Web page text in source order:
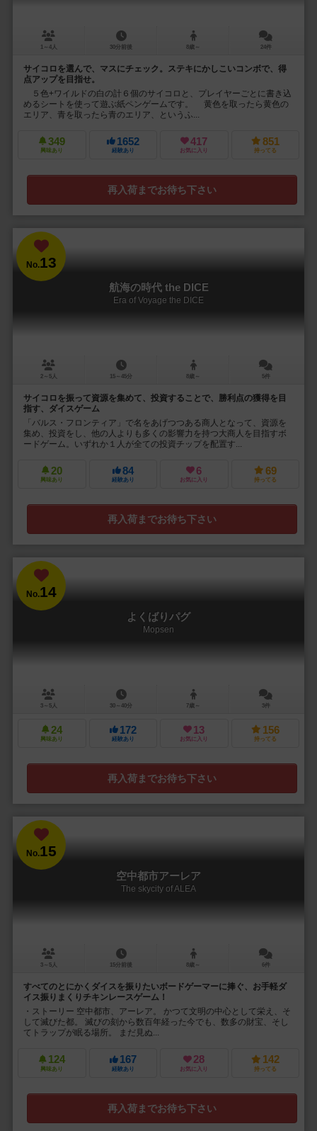
1～4人 30分前後 8歳～ 24件
サイコロを選んで、マスにチェック。ステキにかしこいコンボで、得
点アップを目指せ。
５色+ワイルドの白の計６個のサイコロと、プレイヤーごとに書き込
めるシートを使って遊ぶ紙ペンゲームです。 黄色を取ったら黄色の
エリア、青を取ったら青のエリア、というふ...
349
興味あり
1652
経験あり
417
お気に入り
851
持ってる
再入荷までお待ち下さい
No.13
航海の時代 the DICE
Era of Voyage the DICE
2～5人 15～45分 8歳～ 5件
サイコロを振って資源を集めて、投資することで、勝利点の獲得を目
指す、ダイスゲーム
「バルス・フロンティア」で名をあげつつある商人となって、資源を
集め、投資をし、他の人よりも多くの影響力を持つ大商人を目指すボ
ードゲーム。いずれか１人が全ての投資チップを配置す...
20
興味あり
84
経験あり
6
お気に入り
69
持ってる
再入荷までお待ち下さい
No.14
よくばりパグ
Mopsen
3～5人 30～40分 7歳～ 3件
24
興味あり
172
経験あり
13
お気に入り
156
持ってる
再入荷までお待ち下さい
No.15
空中都市アーレア
The skycity of ALEA
3～5人 15分前後 8歳～ 6件
すべてのとにかくダイスを振りたいボードゲーマーに捧ぐ、お手軽ダ
イス振りまくりチキンレースゲーム！
・ストーリー 空中都市、アーレア。 かつて文明の中心として栄え、そ
して滅びた都。 滅びの刻から数百年経った今でも、数多の財宝、そし
てトラップが眠る場所。 まだ見ぬ...
124
興味あり
167
経験あり
28
お気に入り
142
持ってる
再入荷までお待ち下さい